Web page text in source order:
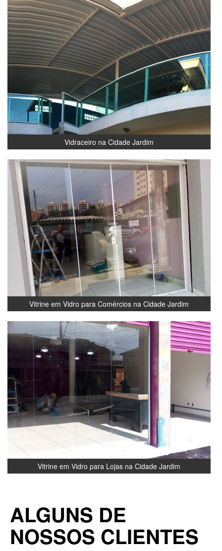
Vidraceiro na Cidade Jardim
Vitrine em Vidro para Comércios na Cidade Jardim
Vitrine em Vidro para Lojas na Cidade Jardim
ALGUNS DE
NOSSOS CLIENTES